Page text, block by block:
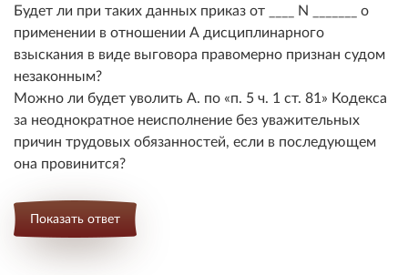
Будет ли при таких данных приказ от ____ N _______ о
применении в отношении А дисциплинарного
взыскания в виде выговора правомерно признан судом
незаконным?
Можно ли будет уволить А. по
п. 5 ч. 1 ст. 81
Кодекса
за неоднократное неисполнение без уважительных
причин трудовых обязанностей, если в последующем
она провинится?
Показать ответ